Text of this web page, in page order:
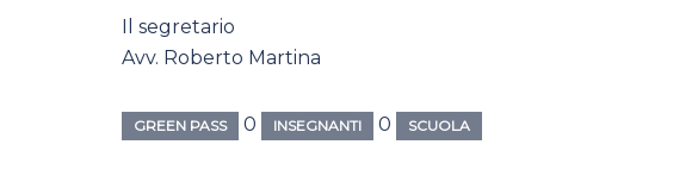
Il segretario
Avv. Roberto Martina
GREEN PASS 0 INSEGNANTI 0 SCUOLA